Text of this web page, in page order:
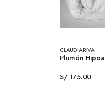
CLAUDIARIVA
Plumón
S/ 175.00